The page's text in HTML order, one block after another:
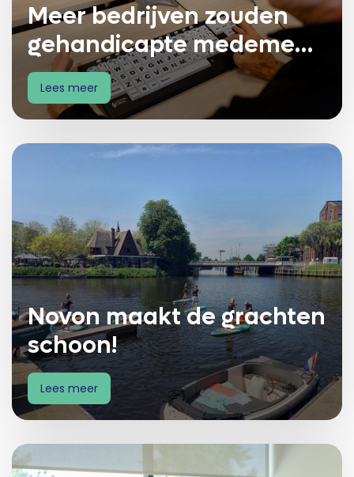
Meer bedrijven zouden
gehandicapte medemens
een kans moeten geven
Lees meer
Novon maakt de grachten
schoon!
Lees meer